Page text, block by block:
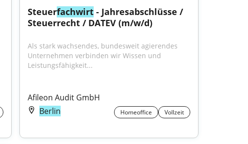
Steuerfachwirt - Jahresabschlüsse /
Steuerrecht / DATEV (m/w/d)
Als stark wachsendes, bundesweit agierendes
Unternehmen verbinden wir Wissen und
Leistungsfähigkeit...
Afileon Audit GmbH
Berlin
Homeoffice Vollzeit